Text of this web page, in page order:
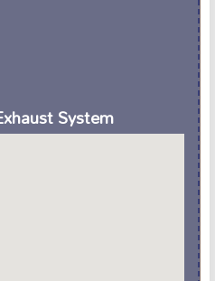
System